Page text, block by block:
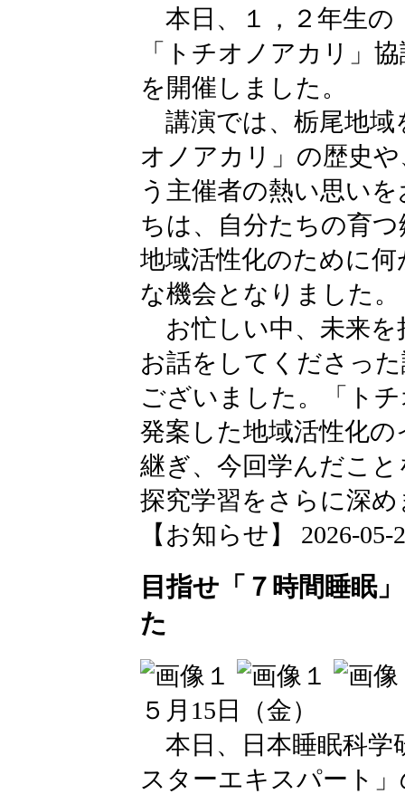
本日、１，２年生の
「トチオノアカリ」
を開催しました。
講演では、栃尾地域
オノアカリ」の歴史
う主催者の熱い思い
ちは、自分たちの育
地域活性化のために
な機会となりました。
お忙しい中、未来を
お話をしてくださっ
ございました。「ト
発案した地域活性化
継ぎ、今回学んだこ
探究学習をさらに深め
【お知らせ】 2026-05-
目指せ「７時間睡眠
た
５月15日（金）
本日、日本睡眠科学
スターエキスパート